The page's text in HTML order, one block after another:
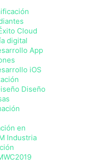
Cloud
digital
App
iOS
Diseño
en
Industria